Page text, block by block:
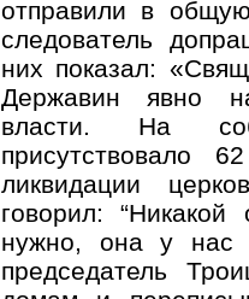
отправили в
следователь
них показал:
Державин явно
власти. На
присутствовало
ликвидации
говорил:
нужно, она у нас
председатель